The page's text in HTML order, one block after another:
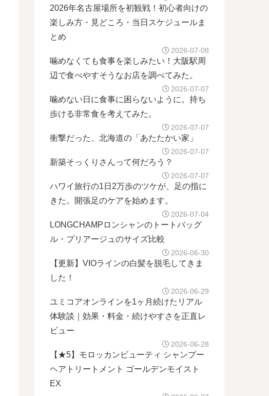
2026年名古屋場所を初観戦！初心者向けの
楽しみ方・見どころ・当日スケジュールま
とめ
2026-07-08
噛めなくても食事を楽しみたい！大阪駅周
辺で食べやすそうなお店を調べてみた。
2026-07-07
噛めない日に食事に困らないように。持ち
歩ける非常食を考えてみた。
2026-07-07
衝撃だった、北海道の「あたたかい家」
2026-07-07
新築そっくりさんって何だろう？
2026-07-07
ハワイ旅行の1日2万歩のツケが、足の指に
きた。開張足のケアを始めます。
2026-07-04
LONGCHAMPロンシャンのトートバッグ
ル・プリアージュのサイズ比較
2026-06-30
【更新】VIOラインの白髪を脱毛してきま
した！
2026-06-29
ユミコアオンラインを1ヶ月続けたリアル
体験談｜効果・料金・続けやすさを正直レ
ビュー
2026-06-28
【★5】モロッカンビューティ シャンプー
ヘアトリートメント ゴールデンモイスト
EX